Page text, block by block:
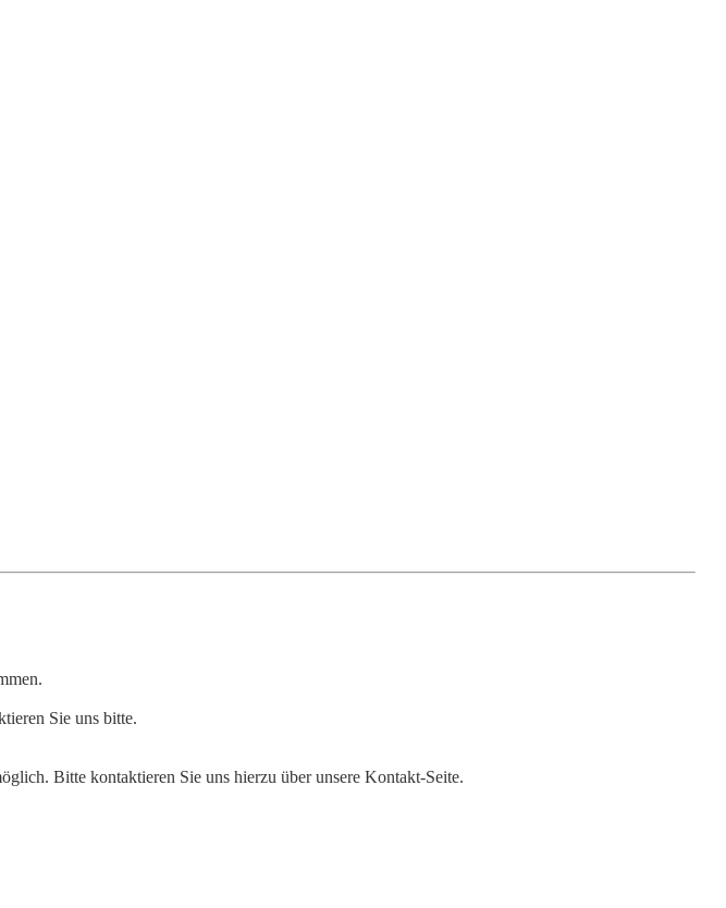
Sie uns bitte.
Bitte kontaktieren Sie uns hierzu über unsere Kontakt-Seite.